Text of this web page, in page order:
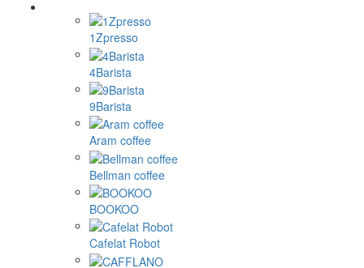
1Zpresso
4Barista
9Barista
Aram coffee
Bellman coffee
BOOKOO
Cafelat Robot